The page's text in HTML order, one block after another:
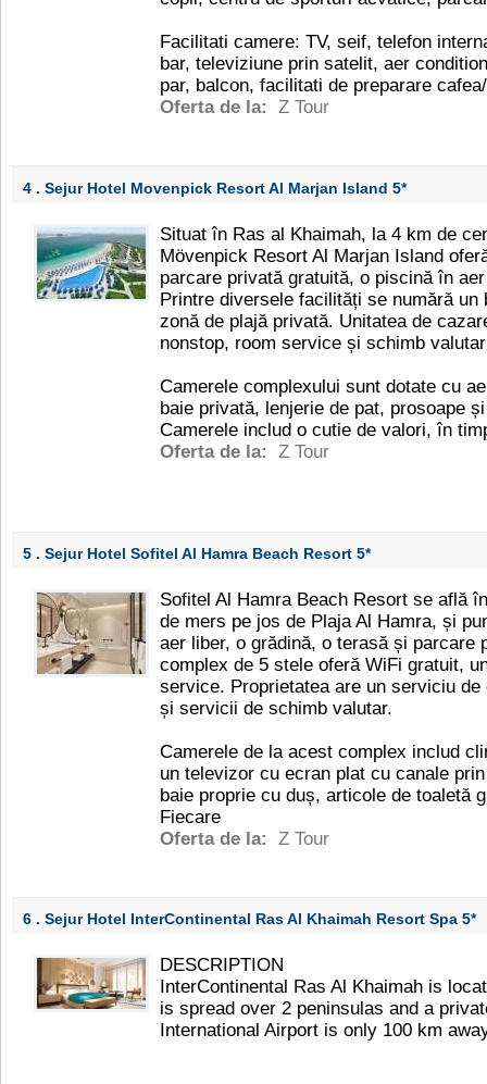
Facilitati camere: TV, seif, telefon
bar, televiziune prin satelit, aer
par, balcon, facilitati de preparare
Oferta de la:
Z Tour
4 . Sejur Hotel Movenpick Resort Al Marjan Island 5*
Situat în Ras al Khaimah, la 4 km de
Mövenpick Resort Al Marjan Island
parcare privată gratuită, o piscină în
Printre diversele facilități se numără un
zonă de plajă privată. Unitatea de
nonstop, room service și schimb
Camerele complexului sunt dotate cu
baie privată, lenjerie de pat, prosoape
Camerele includ o cutie de valori, în
Oferta de la:
Z Tour
5 . Sejur Hotel Sofitel Al Hamra Beach Resort 5*
Sofitel Al Hamra Beach Resort se află
de mers pe jos de Plaja Al Hamra, și
aer liber, o grădină, o terasă și parcare
complex de 5 stele oferă WiFi gratuit,
service. Proprietatea are un serviciu
și servicii de schimb valutar.
Camerele de la acest complex includ
un televizor cu ecran plat cu canale
baie proprie cu duș, articole de toaletă
Fiecare
Oferta de la:
Z Tour
6 . Sejur Hotel InterContinental Ras Al Khaimah Resort Spa 5*
DESCRIPTION
InterContinental Ras Al Khaimah is
is spread over 2 peninsulas and a
International Airport is only 100 km